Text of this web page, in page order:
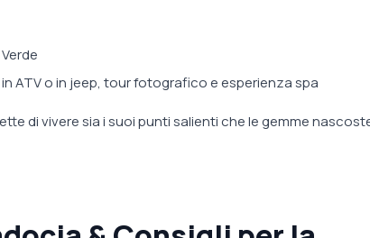
ATV o in jeep, tour fotografico e esperienza spa
di vivere sia i suoi punti salienti che le gemme